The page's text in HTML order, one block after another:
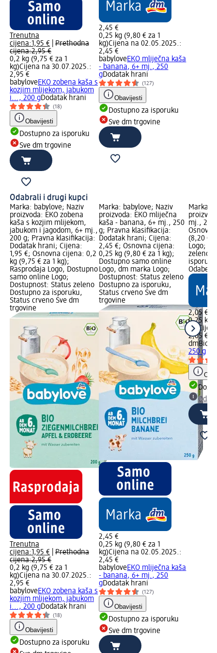
Trenutna
cijena:1,95 €
Prethodna
cijena:2,95 €
0,2 kg (9,75 € za 1
kg)Cijena na 30.07.2025.:
2,95 €
babyloveEKO zobena kaša s
kozjim mlijekom, jabukom
i..., 200 gDodatak hrani
(18)
Obavijesti
Dostupno za isporuku
Sve dm trgovine
2,45 €
0,25 kg (9,80 € za 1
kg)Cijena na 02.05.2025.:
2,45 €
babyloveEKO mliječna kaša
- banana, 6+ mj., 250
gDodatak hrani
(127)
Obavijesti
Dostupno za isporuku
Sve dm trgovine
Odabrali i drugi kupci
Marka: babylove; Naziv
proizvoda: EKO zobena
kaša s kozjim mlijekom,
jabukom i jagodom, 6+ mj.,
200 g; Pravna klasifikacija:
Dodatak hrani; Cijena:
1,95 €; Osnovna cijena: 0,2
kg (9,75 € za 1 kg);
Rasprodaja Logo, Dostupno
samo online Logo;
Dostupnost: Status zeleno
Dostupno za isporuku,
Status crveno Sve dm
trgovine
Trenutna
cijena:1,95 €
Prethodna
cijena:2,95 €
0,2 kg (9,75 € za 1
kg)Cijena na 30.07.2025.:
2,95 €
babyloveEKO zobena kaša s
kozjim mlijekom, jabukom
i..., 200 gDodatak hrani
(18)
Obavijesti
Dostupno za isporuku
Marka: babylove; Naziv
proizvoda: EKO mliječna
kaša - banana, 6+ mj., 250
g; Pravna klasifikacija:
Dodatak hrani; Cijena:
2,45 €; Osnovna cijena:
0,25 kg (9,80 € za 1 kg);
Dostupno samo online
Logo, dm marka Logo;
Dostupnost: Status zeleno
Dostupno za isporuku,
Status crveno Sve dm
trgovine
2,45 €
0,25 kg (9,80 € za 1
kg)Cijena na 02.05.2025.:
2,45 €
babyloveEKO mliječna kaša
- banana, 6+ mj., 250
gDodatak hrani
(127)
Obavijesti
Dostupno za isporuku
Sve dm trgovine
Marka:
mj., 250
(8,20 €
Logo;
zeleno
Odaberi
2,05 €
0,25 kg
kg)
2,05 €
dmBio
250 g